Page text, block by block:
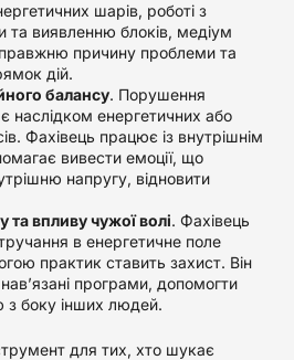
шарів, роботі з
та виявленню блоків, медіум
причину проблеми та
дій.
балансу. Порушення
є наслідком енергетичних або
Фахівець працює із внутрішнім
вивести емоції, що
напругу, відновити
та впливу чужої волі. Фахівець
в енергетичне поле
практик ставить захист. Він
програми, допомогти
з боку інших людей.
для тих, хто шукає